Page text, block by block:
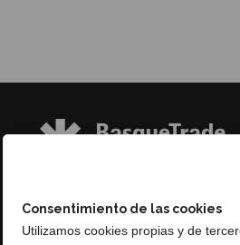
Consentimiento de las cookies
Utilizamos cookies propias y de